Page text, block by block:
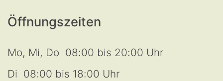
Öffnungszeiten
Mo, Mi, Do 08:00 bis 20:00 Uhr
Di 08:00 bis 18:00 Uhr